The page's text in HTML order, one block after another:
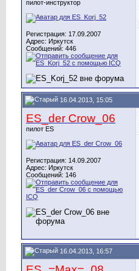
пилот-инструктор
Регистрация: 17.09.2007
Адрес: Иркутск
Сообщений: 446
16.04.2013, 15:05
ES_der Crow_06
пилот ES
Регистрация: 14.09.2007
Адрес: Иркутск
Сообщений: 146
16.04.2013, 16:57